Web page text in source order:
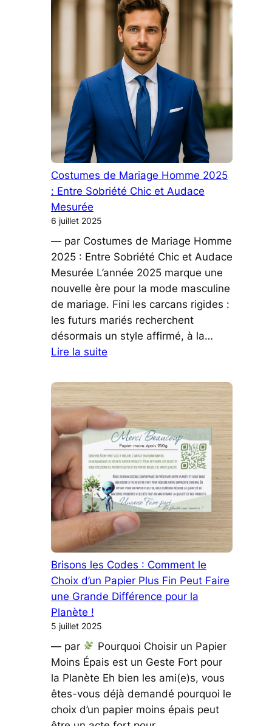
Mariée
2025
:
Les
Tendances
Incontournables
pour
Mariage
Élégant
et
Authentique
Costumes de Mariage Homme 2025
: Entre Sobriété Chic et Audace
Mesurée
6 juillet 2025
— par Costumes de Mariage Homme
2025 : Entre Sobriété Chic et Audace
Mesurée L’année 2025 marque une
nouvelle ère pour la mode masculine
de mariage. Fini les carcans rigides :
les futurs mariés recherchent
désormais un style affirmé, à la…
Lire la suite:
de
Mariage
Homme
2025
Entre
Sobriété
Chic
et
Audace
Mesurée
Brisons les Codes : Comment le
Choix d’un Papier Plus Fin Peut Faire
une Grande Différence pour la
Planète !
5 juillet 2025
— par
Pourquoi Choisir un Papier
Moins Épais est un Geste Fort pour
la Planète Eh bien les ami(e)s, vous
êtes-vous déjà demandé pourquoi le
choix d’un papier moins épais peut